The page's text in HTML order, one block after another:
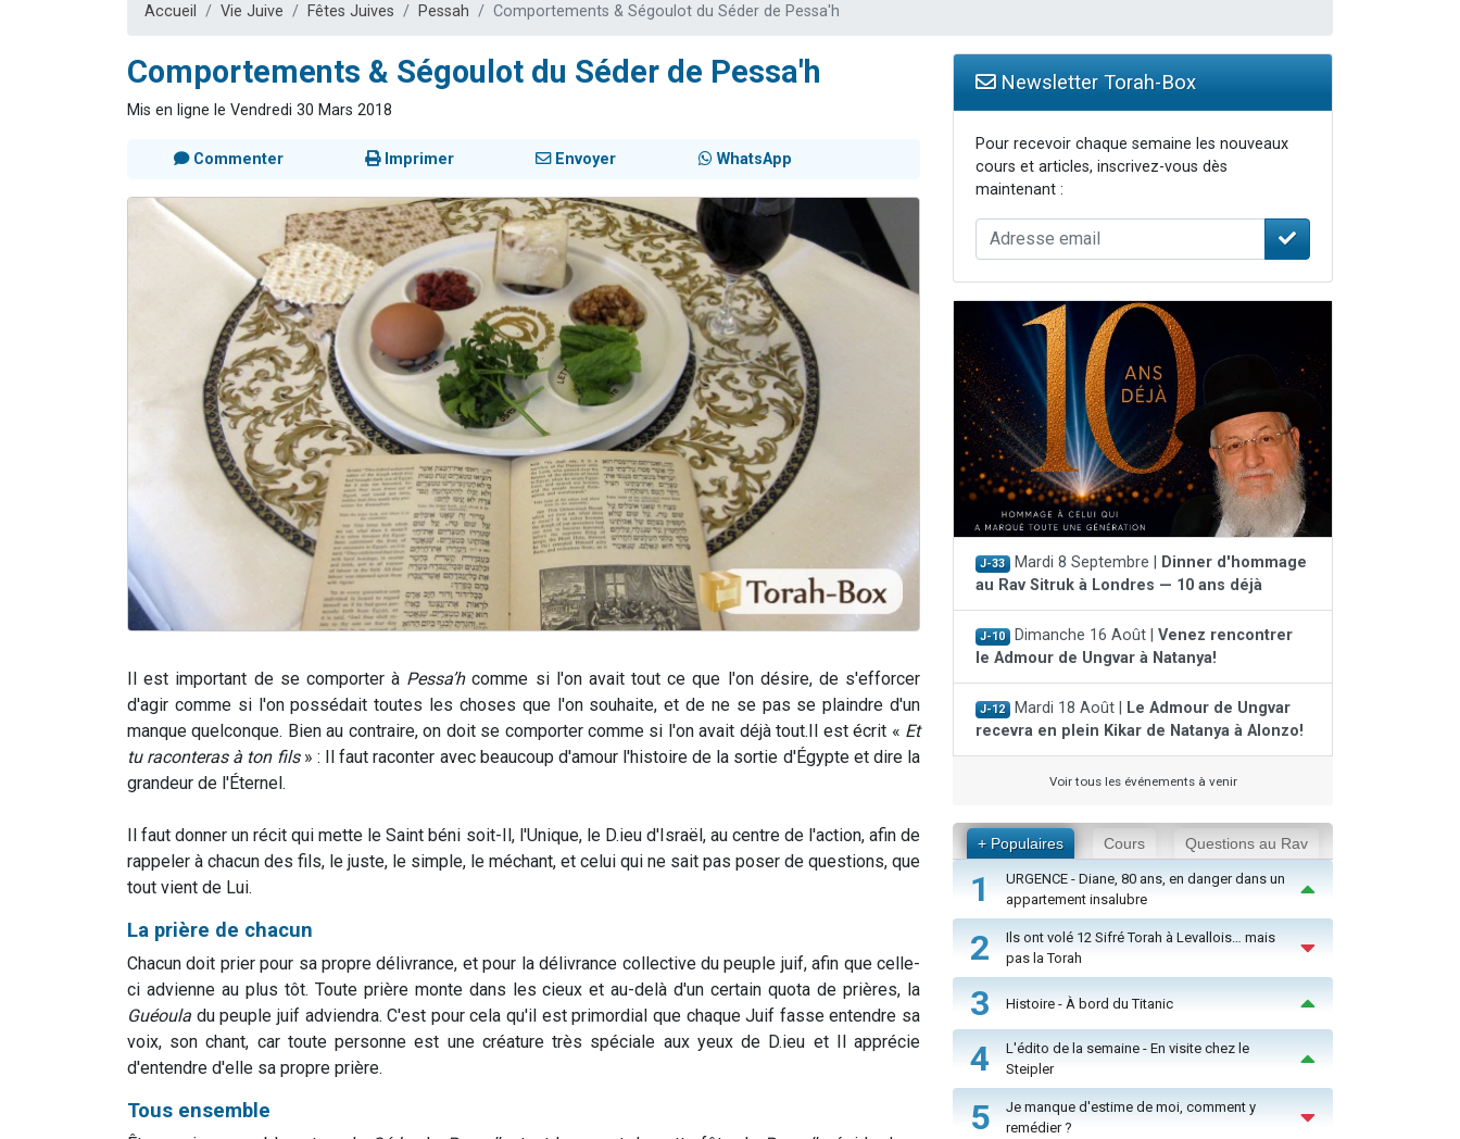
Accueil Vie Juive Fêtes Juives Pessah Comportements & Ségoulot du Séder de Pessa'h
Comportements & Ségoulot du Séder de Pessa'h
Mis en ligne le Vendredi 30 Mars 2018
Commenter Imprimer Envoyer WhatsApp
Il est important de se comporter à Pessa’hcomme si l'on avait tout ce que l'on désire, de s'efforcer
d'agir comme si l'on possédait toutes les choses que l'on souhaite, et de ne se pas se plaindre d'un
manque quelconque. Bien au contraire, on doit se comporter comme si l'on avait déjà tout. Il est écrit « Et
tu raconteras à ton fils» : Il faut raconter avec beaucoup d'amour l'histoire de la sortie d'Égypte et dire la
grandeur de l'Éternel.
Il faut donner un récit qui mette le Saint béni soit-Il, l'Unique, le D.ieu d'Israël, au centre de l'action, afin de
rappeler à chacun des fils, le juste, le simple, le méchant, et celui qui ne sait pas poser de questions, que
tout vient de Lui.
La prière de chacun
Chacun doit prier pour sa propre délivrance, et pour la délivrance collective du peuple juif, afin que celle-
ci advienne au plus tôt. Toute prière monte dans les cieux et au-delà d'un certain quota de prières, la
Guéoula du peuple juif adviendra. C'est pour cela qu'il est primordial que chaque Juif fasse entendre sa
voix, son chant, car toute personne est une créature très spéciale aux yeux de D.ieu et Il apprécie
d'entendre d'elle sa propre prière.
Tous ensemble
Newsletter Torah-Box
Pour recevoir chaque semaine les nouveaux
cours et articles, inscrivez-vous dès
maintenant :
J-33 Mardi 8 Septembre |
Dinner d'hommage
au Rav Sitruk à Londres — 10 ans déjà
J-10 Dimanche 16 Août | Venez rencontrer
le Admour de Ungvar à Natanya!
J-12 Mardi 18 Août |
Le Admour de Ungvar
recevra en plein Kikar de Natanya à Alonzo!
Voir tous les événements à venir
+ Populaires Cours Questions au Rav
1
URGENCE - Diane, 80 ans, en danger dans un
appartement insalubre
2
Ils ont volé 12 Sifré Torah à Levallois… mais
pas la Torah
3 Histoire - À bord du Titanic
4
L'édito de la semaine - En visite chez le
Steipler
5
Je manque d'estime de moi, comment y
remédier ?